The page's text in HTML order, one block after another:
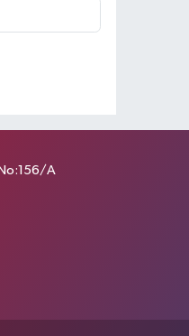
No:156/A